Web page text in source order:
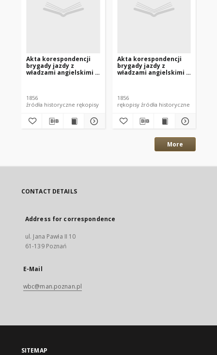
Akta korespondencji
brygady jazdy z
władzami angielskimi z
1856
źródła historyczne rękopisy
Akta korespondencji
brygady jazdy z
władzami angielskimi z
1856
rękopisy źródła historyczne
More
CONTACT DETAILS
Address for correspondence
ul. Jana Pawła II 10
61-139 Poznań
E-Mail
wbc@man.poznan.pl
SITEMAP